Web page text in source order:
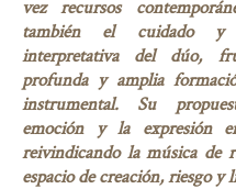
vez recursos
también el cuidado y
interpretativa del dúo,
profunda y amplia
instrumental. Su
emoción y la expresión
reivindicando la música de
espacio de creación, riesgo y